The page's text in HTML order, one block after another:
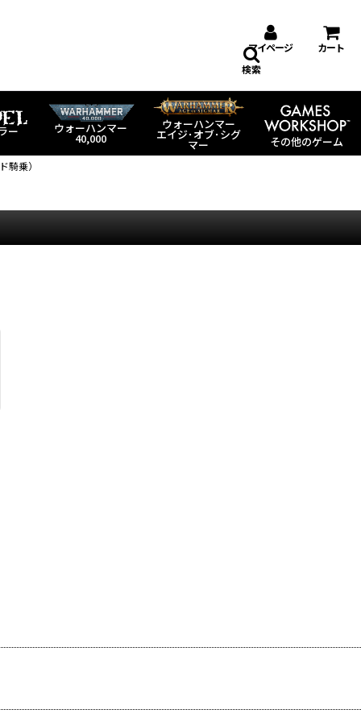
マイページ カート
ー ウォーハンマー
40,000
ウォーハンマー
エイジ･オブ･シグ
マー その他のゲーム
検索
騎乗）